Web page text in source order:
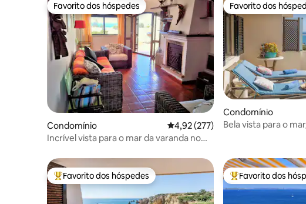
Favorito dos hóspedes
Favorito dos hóspedes
Condomínio Classificação média de 4,92 em 5
4,92 (277)
Incrível vista para o mar da varanda no
Favorito dos
Favorito dos
Condomínio
Bela vista para o
Favoritos dos hóspedes mais apreciados
Favorito dos hóspedes Favoritos dos
Favorito dos